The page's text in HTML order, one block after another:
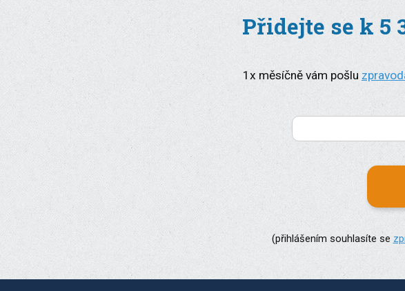
Přidejte se k 5
1x měsíčně vám pošlu
(přihlášením souhlasíte se